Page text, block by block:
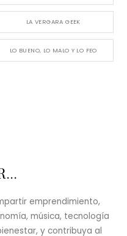
LA VERGARA GEEK
LO BUENO, LO MALO Y LO FEO
emprendimiento,
música, tecnología
y contribuya al